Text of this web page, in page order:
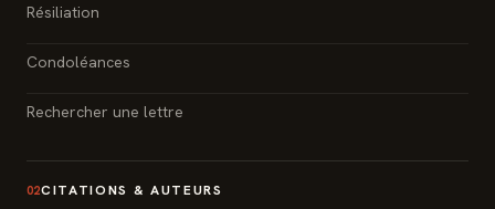
Résiliation
Condoléances
Rechercher une lettre
02CITATIONS & AUTEURS